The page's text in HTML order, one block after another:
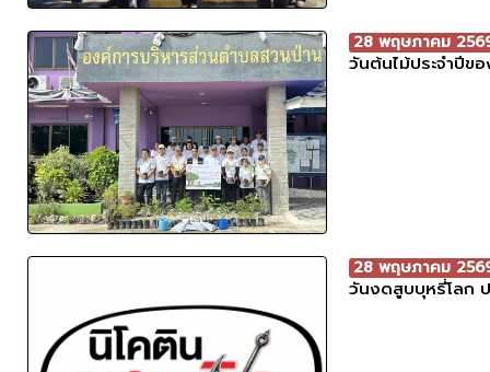
28 พฤษภาคม
วันต้นไม้ประจำปีข
28 พฤษภาคม
วันงดสูบบุหรี่โลก